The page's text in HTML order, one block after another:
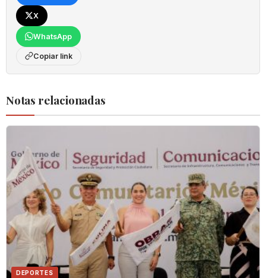
X
WhatsApp
Copiar link
Notas relacionadas
DEPORTES